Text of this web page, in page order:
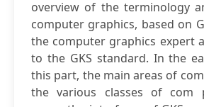
overview of the terminology
computer graphics, based on
the computer graphics expert
to the GKS standard. In the
this part, the main areas of
the various classes of com